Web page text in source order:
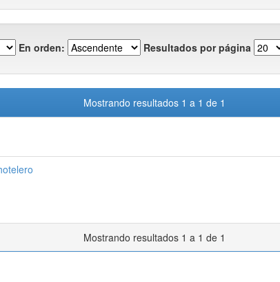
En orden: Resultados por página
Mostrando resultados 1 a 1 de 1
Mostrando resultados 1 a 1 de 1